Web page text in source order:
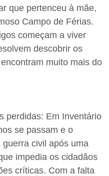
que pertenceu à mãe,
Campo de Férias.
começam a viver
descobrir os
muito mais do
perdidas: Em Inventário
se passam e o
civil após uma
impedia os cidadãos
críticas. Com a falta